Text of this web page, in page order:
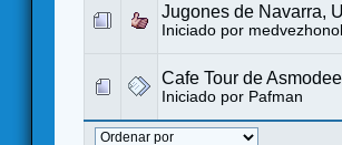
Jugones de Navarra,
Iniciado por
Cafe Tour de
Iniciado por Pafman